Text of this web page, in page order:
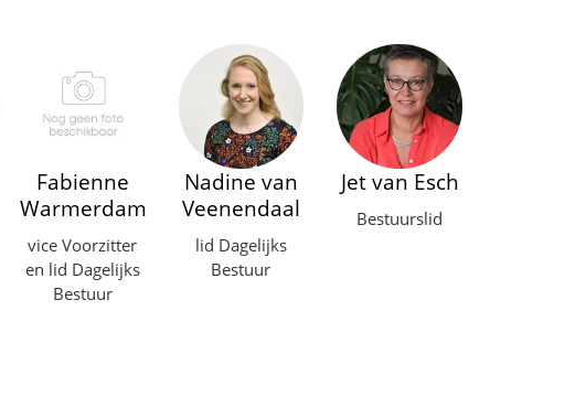
Fabienne
Warmerdam
vice Voorzitter
en lid Dagelijks
Bestuur
Nadine van
Veenendaal
lid Dagelijks
Bestuur
Jet van Esch
Bestuurslid